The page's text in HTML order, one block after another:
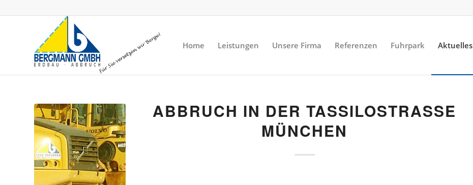
Home Leistungen Unsere Firma Referenzen Fuhrpark Aktuelles
ABBRUCH IN DER TASSILOSTRASSE M
ÜNCHEN